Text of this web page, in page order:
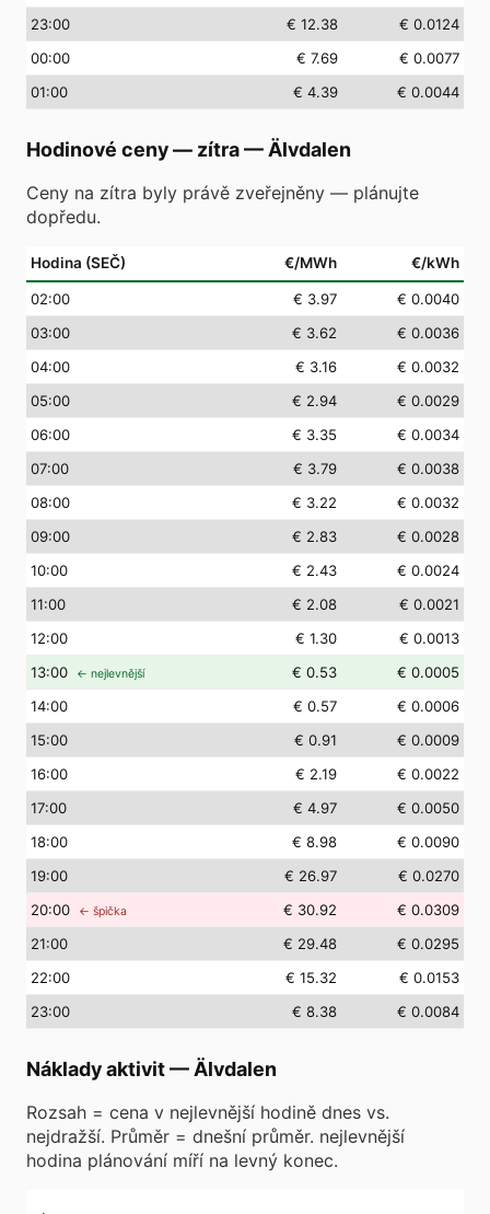
23:00 € 12.38
€ 0.0124
00:00 € 7.69
€ 0.0077
01:00 € 4.39 € 0.0044
Hodinové ceny — zítra— Älvdalen
Ceny na zítra byly právě zveřejněny — plánujte
dopředu.
Hodina (SEČ) €/MWh €/kWh
02:00 € 3.97
€ 0.0040
03:00 € 3.62
€ 0.0036
04:00 € 3.16
€ 0.0032
05:00 € 2.94
€ 0.0029
06:00 € 3.35
€ 0.0034
07:00 € 3.79
€ 0.0038
08:00 € 3.22
€ 0.0032
09:00 € 2.83
€ 0.0028
10:00 € 2.43
€ 0.0024
11:00 € 2.08
€ 0.0021
12:00 € 1.30
€ 0.0013
13:00 ← nejlevnější € 0.53
€ 0.0005
14:00 € 0.57
€ 0.0006
15:00 € 0.91
€ 0.0009
16:00 € 2.19
€ 0.0022
17:00 € 4.97
€ 0.0050
18:00 € 8.98
€ 0.0090
19:00 € 26.97
€ 0.0270
20:00 ← špička € 30.92
€ 0.0309
21:00 € 29.48
€ 0.0295
22:00 € 15.32
€ 0.0153
23:00 € 8.38 € 0.0084
Náklady aktivit— Älvdalen
Rozsah = cena v nejlevnější hodině dnes vs.
nejdražší. Průměr = dnešní průměr. nejlevnější
hodina plánování míří na levný konec.